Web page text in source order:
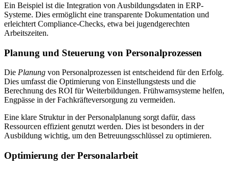
Ein Beispiel ist die Integration von Ausbildungsdaten in ERP-
Systeme. Dies ermöglicht eine transparente Dokumentation und
erleichtert Compliance-Checks, etwa bei jugendgerechten
Arbeitszeiten.
Planung und Steuerung von Personalprozessen
Die Planung von Personalprozessen ist entscheidend für den Erfolg.
Dies umfasst die Optimierung von Einstellungstests und die
Berechnung des ROI für Weiterbildungen. Frühwarnsysteme helfen,
Engpässe in der Fachkräfteversorgung zu vermeiden.
Eine klare Struktur in der Personalplanung sorgt dafür, dass
Ressourcen effizient genutzt werden. Dies ist besonders in der
Ausbildung wichtig, um den Betreuungsschlüssel zu optimieren.
Optimierung der Personalarbeit